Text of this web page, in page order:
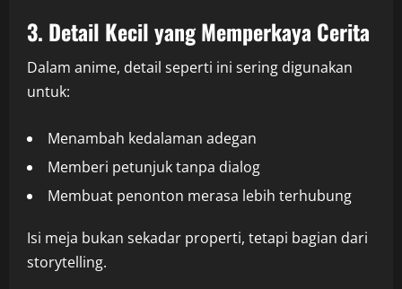
3. Detail Kecil yang Memperkaya Cerita
Dalam anime, detail seperti ini sering digunakan
untuk:
Menambah kedalaman adegan
Memberi petunjuk tanpa dialog
Membuat penonton merasa lebih terhubung
Isi meja bukan sekadar properti, tetapi bagian dari
storytelling.